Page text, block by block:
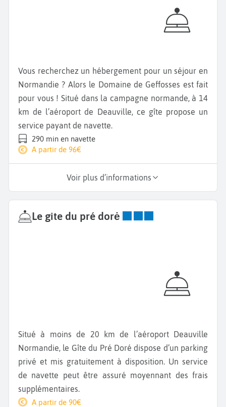
Vous recherchez un hébergement pour un séjour en
Normandie ? Alors le Domaine de Geffosses est fait
pour vous ! Situé dans la campagne normande, à 14
km de l’aéroport de Deauville, ce gîte propose un
service payant de navette.
290 min en navette
A partir de 96€
Voir plus d’informations
Le gite du pré dorė
Situé à moins de 20 km de l’aéroport Deauville
Normandie, le Gîte du Pré Doré dispose d’un parking
privé et mis gratuitement à disposition. Un service
de navette peut être assuré moyennant des frais
supplémentaires.
A partir de 90€